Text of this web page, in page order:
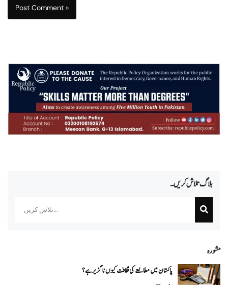
بلاگ تلاش کریں۔
مشورہ
پاکستان میں مطالعے کی ثقافت کیوں ناگزیر ہے؟